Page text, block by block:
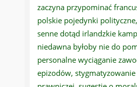
zaczyna przypominać
polskie pojedynki
senne dotąd irlandzkie
niedawna byłoby nie do
personalne wyciąganie
epizodów,